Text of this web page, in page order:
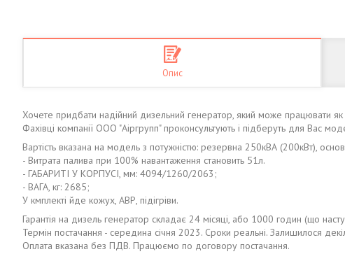
Опис
Хочете придбати надійний дизельний генератор, який може працювати
Фахівці компанії ООО "Аіргрупп" проконсультують і підберуть для Вас
Вартість вказана на модель з потужністю: резервна 250кВА (200кВт),
- Витрата палива при 100% навантаження становить 51л.
- ГАБАРИТІ У КОРПУСІ, мм: 4094/1260/2063;
- ВАГА, кг: 2685;
У кмплекті йде кожух, АВР, підігріви.
Гарантія на дизель генератор складає 24 місяці, або 1000 годин (що
Термін постачання - середина січня 2023. Сроки реальні. Залишилося
Оплата вказана без ПДВ. Працюємо по договору постачання.